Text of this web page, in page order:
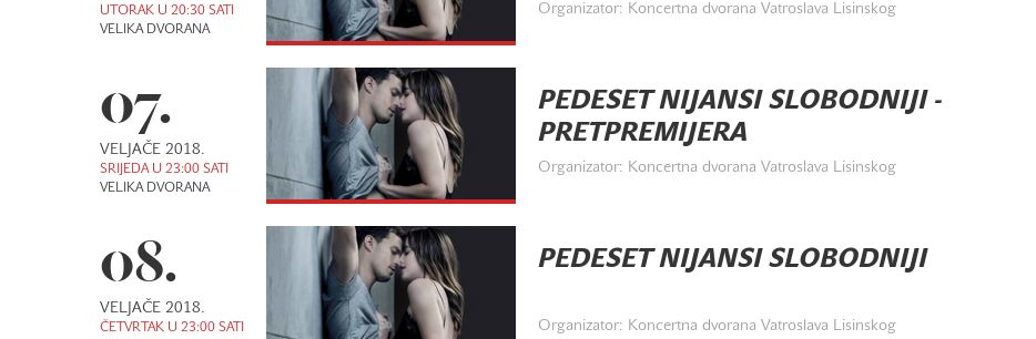
UTORAK U 20:30 SATI
VELIKA DVORANA
Organizator: Koncertna dvorana Vatroslava Lisinskog
07.
VELJAČE 2018.
SRIJEDA U 23:00 SATI
VELIKA DVORANA
PEDESET NIJANSI SLOBODNIJI -
PRETPREMIJERA
Organizator: Koncertna dvorana Vatroslava Lisinskog
08.
VELJAČE 2018.
ČETVRTAK U 23:00 SATI
PEDESET NIJANSI SLOBODNIJI
Organizator: Koncertna dvorana Vatroslava Lisinskog